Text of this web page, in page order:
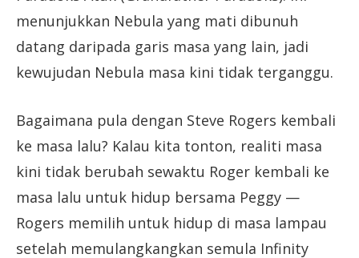
menunjukkan Nebula yang mati dibunuh
datang daripada garis masa yang lain, jadi
kewujudan Nebula masa kini tidak terganggu.
Bagaimana pula dengan Steve Rogers kembali
ke masa lalu? Kalau kita tonton, realiti masa
kini tidak berubah sewaktu Roger kembali ke
masa lalu untuk hidup bersama Peggy —
Rogers memilih untuk hidup di masa lampau
setelah memulangkangkan semula Infinity